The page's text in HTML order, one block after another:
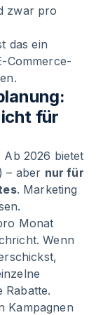
zwar pro
das ein
Commerce-
für
Ab 2026 bietet
– aber nur für
. Marketing
Monat
Wenn
Rabatte.
Kampagnen